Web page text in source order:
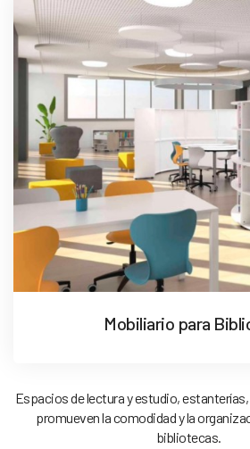
Mobiliario para
Espacios de lectura y estudio,
promueven la comodidad y la
bibliotecas.